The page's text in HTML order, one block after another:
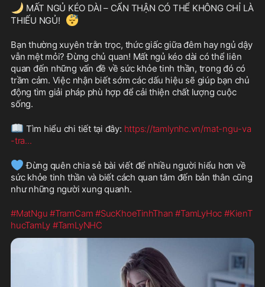
🌙 MẤT NGỦ KÉO DÀI – CẨN THẬN CÓ THỂ KHÔNG CHỈ LÀ
THIẾU NGỦ! 😴
Bạn thường xuyên trằn trọc, thức giấc giữa đêm hay ngủ dậy
vẫn mệt mỏi? Đừng chủ quan! Mất ngủ kéo dài có thể liên
quan đến những vấn đề về sức khỏe tinh thần, trong đó có
trầm cảm. Việc nhận biết sớm các dấu hiệu sẽ giúp bạn chủ
động tìm giải pháp phù hợp để cải thiện chất lượng cuộc
sống.
📖 Tìm hiểu chi tiết tại đây: https://tamlynhc.vn/mat-ngu-va
-tra...
💙 Đừng quên chia sẻ bài viết để nhiều người hiểu hơn về
sức khỏe tinh thần và biết cách quan tâm đến bản thân cũng
như những người xung quanh.
#MatNgu #TramCam #SucKhoeTinhThan #TamLyHoc #KienT
hucTamLy #TamLyNHC